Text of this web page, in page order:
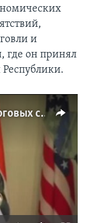
и
где он принял
Обама призвал к укреплению торговых связей с Индией